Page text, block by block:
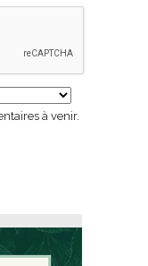
à venir.